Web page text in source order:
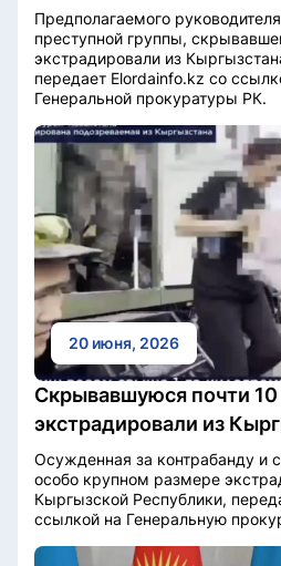
Предполагаемого
преступной группы,
экстрадировали из
передает Elordainfo.kz со
Генеральной прокуратуры РК.
20 июня, 2026
Скрывавшуюся почти 10
экстрадировали из
Осужденная за контрабанду и
особо крупном размере
Кыргызской Республики,
ссылкой на Генеральную